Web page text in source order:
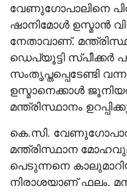
വേണുഗോപാലിനെ
ഷാനിമോള്‍ ഉസ്മാന്‍
നേതാവാണ്.
ഡെപ്യൂട്ടി സ്പീക്കര്‍
സംതൃപ്തപ്പെടേണ്ടി
ഉസ്മാനെക്കാള്‍
മന്ത്രിസ്ഥാനം
കെ.സി.
മന്ത്രിസ്ഥാന
പെടുന്നനെ
നിരാശയാണ് ഫലം.